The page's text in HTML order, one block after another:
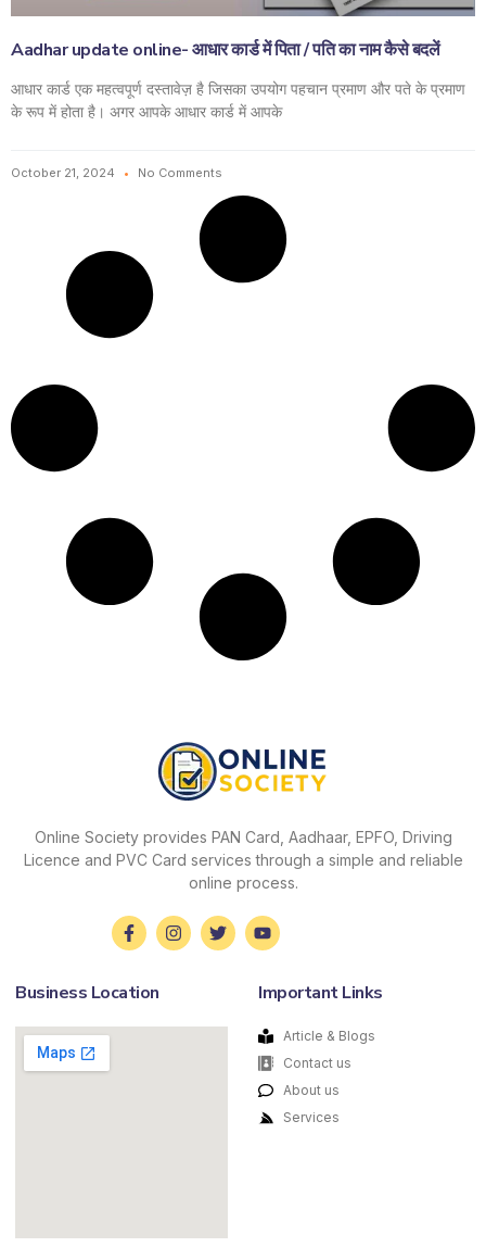
Aadhar update online- आधार कार्ड में पिता / पति का नाम कैसे बदलें
आधार कार्ड एक महत्वपूर्ण दस्तावेज़ है जिसका उपयोग पहचान प्रमाण और पते के प्रमाण
के रूप में होता है। अगर आपके आधार कार्ड में आपके
October 21, 2024 No Comments
Online Society provides PAN Card, Aadhaar, EPFO, Driving
Licence and PVC Card services through a simple and reliable
online process.
Business Location Important Links
Article & Blogs
Contact us
About us
Services